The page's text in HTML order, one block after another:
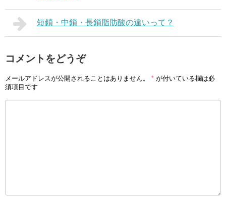
短鎖・中鎖・長鎖脂肪酸の違いって？
コメントをどうぞ
メールアドレスが公開されることはありません。 * が付いている欄は必
須項目です